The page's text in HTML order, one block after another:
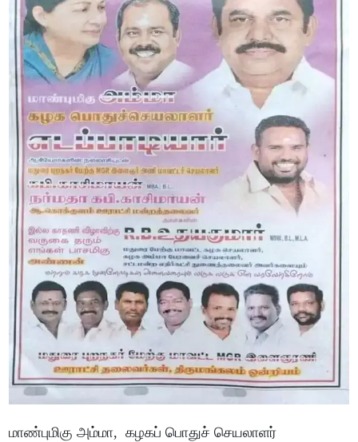
மாண்புமிகு அம்மா, கழகப் பொதுச் செயலாளர்